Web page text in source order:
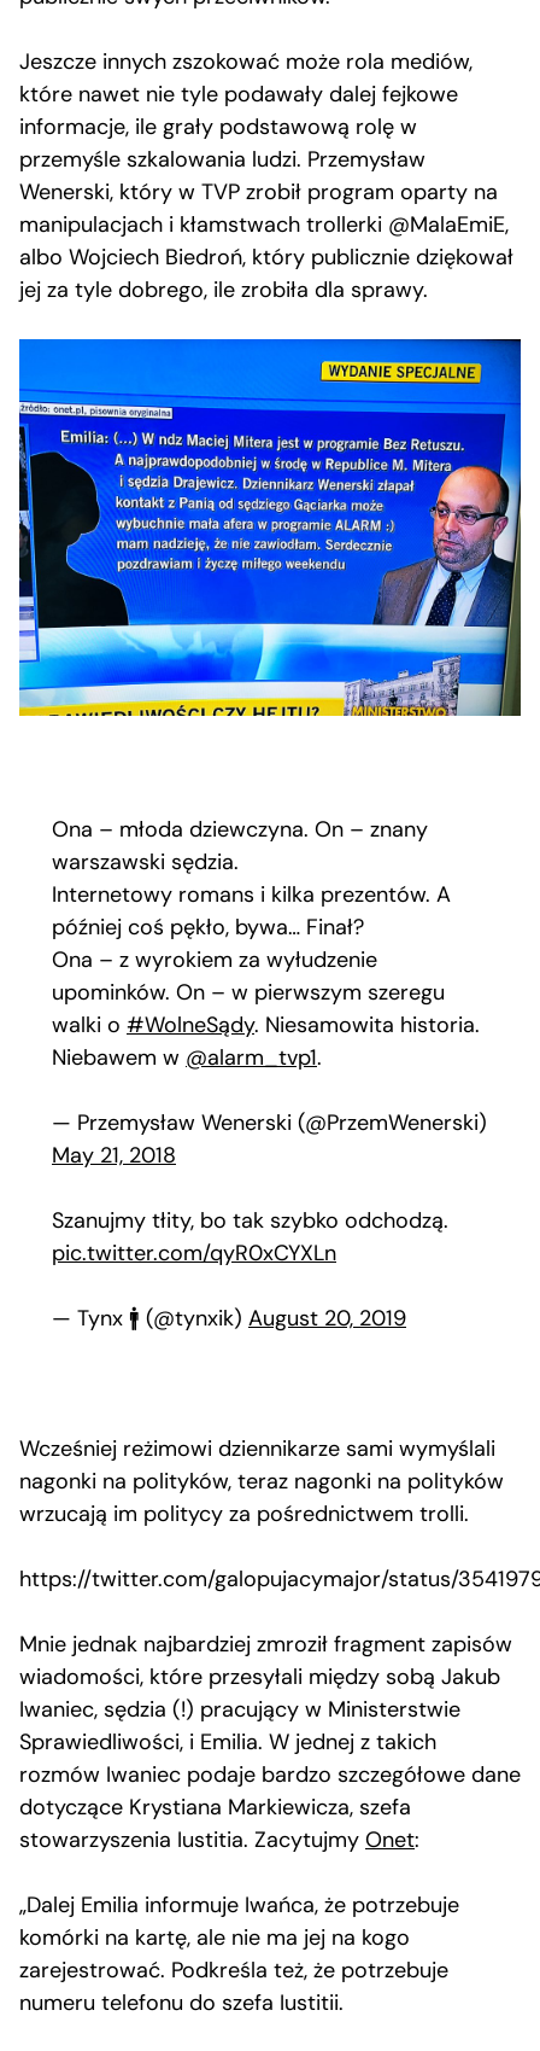
Jeszcze innych zszokować może rola mediów,
które nawet nie tyle podawały dalej fejkowe
informacje, ile grały podstawową rolę w
przemyśle szkalowania ludzi. Przemysław
Wenerski, który w TVP zrobił program oparty na
manipulacjach i kłamstwach trollerki @MalaEmiE,
albo Wojciech Biedroń, który publicznie dziękował
jej za tyle dobrego, ile zrobiła dla sprawy.
Ona – młoda dziewczyna. On – znany
warszawski sędzia.
Internetowy romans i kilka prezentów. A
później coś pękło, bywa… Finał?
Ona – z wyrokiem za wyłudzenie
upominków. On – w pierwszym szeregu
walki o #WolneSądy. Niesamowita historia.
Niebawem w @alarm_tvp1.
— Przemysław Wenerski (@PrzemWenerski)
May 21, 2018
Szanujmy tłity, bo tak szybko odchodzą.
pic.twitter.com/qyR0xCYXLn
— Tynx 🚹 (@tynxik) August 20, 2019
Wcześniej reżimowi dziennikarze sami wymyślali
nagonki na polityków, teraz nagonki na polityków
wrzucają im politycy za pośrednictwem trolli.
https://twitter.com/galopujacymajor/status/
Mnie jednak najbardziej zmroził fragment zapisów
wiadomości, które przesyłali między sobą Jakub
Iwaniec, sędzia (!) pracujący w Ministerstwie
Sprawiedliwości, i Emilia. W jednej z takich
rozmów Iwaniec podaje bardzo szczegółowe dane
dotyczące Krystiana Markiewicza, szefa
stowarzyszenia Iustitia. Zacytujmy Onet:
„Dalej Emilia informuje Iwańca, że potrzebuje
komórki na kartę, ale nie ma jej na kogo
zarejestrować. Podkreśla też, że potrzebuje
numeru telefonu do szefa Iustitii.